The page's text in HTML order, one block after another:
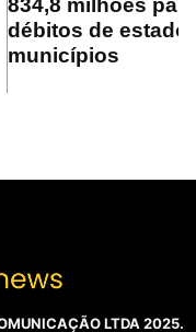
débitos de
municípios
LTDA 2025.